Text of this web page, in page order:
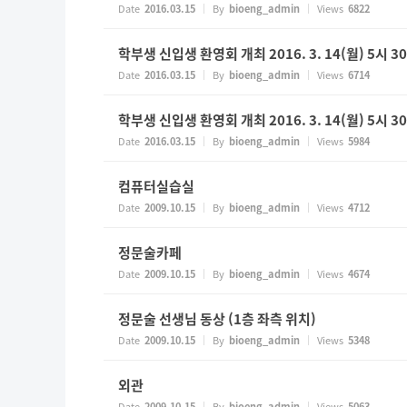
Date 2016.03.15 By bioeng_admin Views 6822
학부생 신입생 환영회 개최 2016. 3. 14(월) 5시
Date 2016.03.15 By bioeng_admin Views 6714
학부생 신입생 환영회 개최 2016. 3. 14(월) 5시
Date 2016.03.15 By bioeng_admin Views 5984
컴퓨터실습실
Date 2009.10.15 By bioeng_admin Views 4712
정문술카페
Date 2009.10.15 By bioeng_admin Views 4674
정문술 선생님 동상 (1층 좌측 위치)
Date 2009.10.15 By bioeng_admin Views 5348
외관